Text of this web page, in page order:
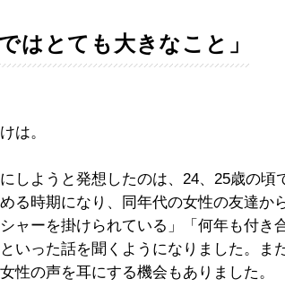
はとても大きなこと」
は。
しようと発想したのは、24、25歳の頃
る時期になり、同年代の女性の友達か
ャーを掛けられている」「何年も付き
いった話を聞くようになりました。ま
性の声を耳にする機会もありました。